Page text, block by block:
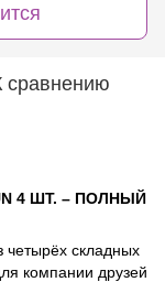
сравнению
4 ШТ. – ПОЛНЫЙ
четырёх складных
компании друзей